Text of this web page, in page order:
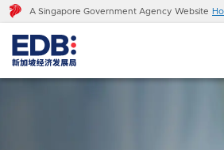
A Singapore Government Agency Website